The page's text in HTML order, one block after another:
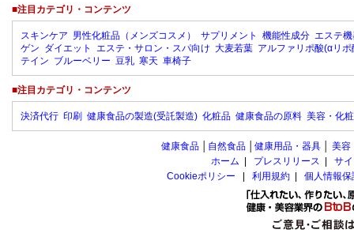
■注目カテゴリ・コンテンツ
スキンケア 男性化粧品（メンズコスメ） サプリメント 機能性成分 エステ
ゲン ダイエット エステ・サロン・スパ向け 大麦若葉 アルファリポ酸(αリポ
テイン ブルーベリー 豆乳 寒天 車椅子
■注目カテゴリ・コンテンツ
決済代行 印刷 健康食品の製造(受託製造) 化粧品 健康食品の原料 美容・化
健康食品 自然食品 健康用品・器具 美容
ホーム
プレスリリース
サ
Cookieポリシー
利用規約 個人情報